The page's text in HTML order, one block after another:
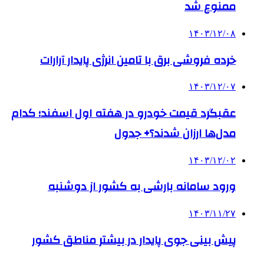
ممنوع شد
۱۴۰۳/۱۲/۰۸
خرده فروشی برق با تامین انرژی پایدار آرارات
۱۴۰۳/۱۲/۰۷
عقبگرد قیمت خودرو در هفته اول اسفند؛ کدام
مدل‌ها ارزان شدند؟+ جدول
۱۴۰۳/۱۲/۰۲
ورود سامانه بارشی به کشور از دوشنبه
۱۴۰۳/۱۱/۲۷
­پیش بینی جوی پایدار در بیشتر مناطق کشور